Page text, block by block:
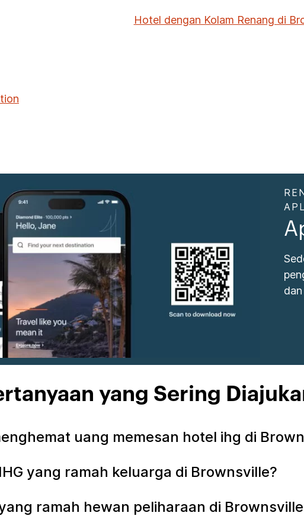
Hotel dengan Kolam Renang di
yang Sering
uang memesan hotel ihg di
yang ramah keluarga di Brownsville?
ramah hewan peliharaan di